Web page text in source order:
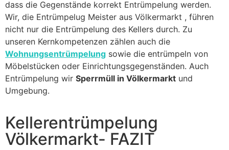
dass die Gegenstände korrekt Entrümpelung werden.
Wir, die Entrümpelug Meister aus Völkermarkt , führen
nicht nur die Entrümpelung des Kellers durch. Zu
unseren Kernkompetenzen zählen auch die
Wohnungsentrümpelung sowie die entrümpeln von
Möbelstücken oder Einrichtungsgegenständen. Auch
Entrümpelung wir Sperrmüll in Völkermarkt und
Umgebung.
Kellerentrümpelung
Völkermarkt- FAZIT